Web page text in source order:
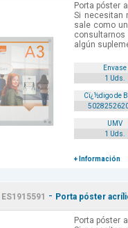
Porta póster
Si necesitan
sale como
consultarnos
algún
Envase
1 Uds.
Cï¿½digo de
UMV
1 Uds.
+ Información
ES1915591 - Porta póster
Porta póster